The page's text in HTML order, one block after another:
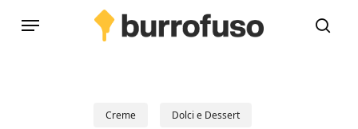
Menu
Creme Dolci e Dessert